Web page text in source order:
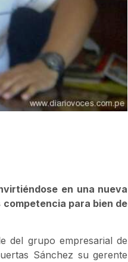
en una nueva
competencia para bien de
del grupo empresarial de
Sánchez su gerente